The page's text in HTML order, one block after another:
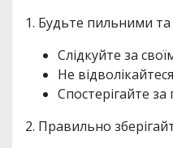
1. Будьте пильними
Слідкуйте за
Не
Спостерігайте
2. Правильно